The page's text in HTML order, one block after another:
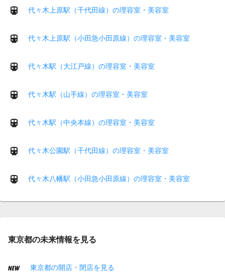
代々木上原駅（千代田線）の理容室・美容室
代々木上原駅（小田急小田原線）の理容室・美容室
代々木駅（大江戸線）の理容室・美容室
代々木駅（山手線）の理容室・美容室
代々木駅（中央本線）の理容室・美容室
代々木公園駅（千代田線）の理容室・美容室
代々木八幡駅（小田急小田原線）の理容室・美容室
東京都の未来情報を見る
東京都の開店・閉店を見る